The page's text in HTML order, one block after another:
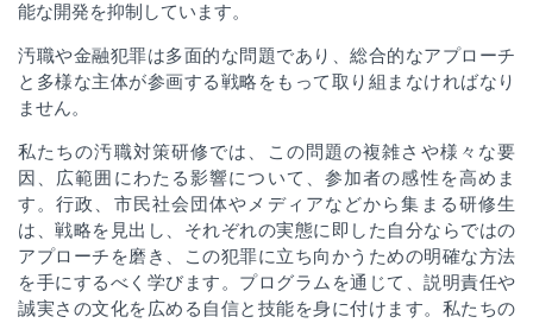
能な開発を抑制しています。
汚職や金融犯罪は多面的な問題であり、総合的なアプローチ
と多様な主体が参画する戦略をもって取り組まなければなり
ません。
私たちの汚職対策研修では、この問題の複雑さや様々な要
因、広範囲にわたる影響について、参加者の感性を高めま
す。行政、市民社会団体やメディアなどから集まる研修生
は、戦略を見出し、それぞれの実態に即した自分ならではの
アプローチを磨き、この犯罪に立ち向かうための明確な方法
を手にするべく学びます。プログラムを通じて、説明責任や
誠実さの文化を広める自信と技能を身に付けます。私たちの